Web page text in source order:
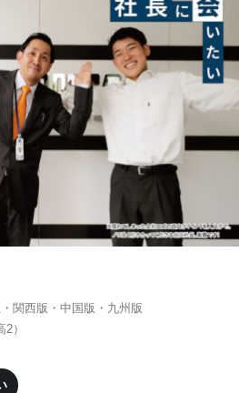
関西版・中国版・九州版
）